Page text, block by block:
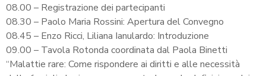
08.00 – Registrazione dei partecipanti
08.30 – Paolo Maria Rossini: Apertura del Convegno
08.45 – Enzo Ricci, Liliana Ianulardo: Introduzione
09.00 – Tavola Rotonda coordinata dal Paola Binetti
“Malattie rare: Come rispondere ai diritti e alle necessità